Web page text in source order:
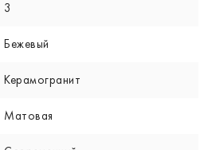
3
Бежевый
Керамогранит
Матовая